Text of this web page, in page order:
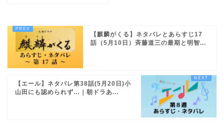
【麒麟がくる】ネタバレとあらすじ17
話（5月10日）斉藤道三の最期と明智...
【エール】ネタバレ第38話(5月20日)小
山田にも認められず…｜朝ドラあ...